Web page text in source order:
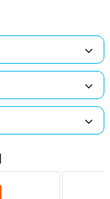
pH кожи,
к нанесению
Не
диск,
применять для